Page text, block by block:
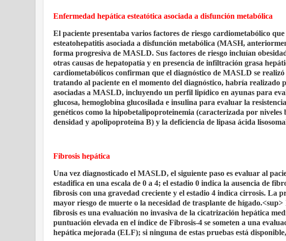
Enfermedad hepática esteatótica asociada a disfunción metabólica
El paciente presentaba varios factores de riesgo cardiometabólico
esteatohepatitis asociada a disfunción metabólica (MASH,
forma progresiva de MASLD. Sus factores de riesgo incluían
otras causas de hepatopatía y en presencia de infiltración grasa
cardiometabólicos confirman que el diagnóstico de MASLD se
tratando al paciente en el momento del diagnóstico, habría realizado
asociadas a MASLD, incluyendo un perfil lipídico en ayunas para
glucosa, hemoglobina glucosilada e insulina para evaluar la
genéticos como la hipobetalipoproteinemia (caracterizada por
densidad y apolipoproteína B) y la deficiencia de lipasa ácida
Fibrosis hepática
Una vez diagnosticado el MASLD, el siguiente paso es evaluar al
estadifica en una escala de 0 a 4; el estadio 0 indica la ausencia de
fibrosis con una gravedad creciente y el estadio 4 indica cirrosis. La
mayor riesgo de muerte o la necesidad de trasplante de
fibrosis es una evaluación no invasiva de la cicatrización hepática
puntuación elevada en el índice de Fibrosis-4 se someten a una
hepática mejorada (ELF); si ninguna de estas pruebas está